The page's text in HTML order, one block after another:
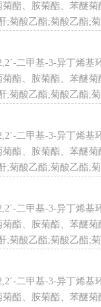
酯、胺菊酯、苯醚
;菊酸乙酯;菊酸乙酯;
酸乙酯;菊酸乙酯;菊
二甲基-3-异丁烯
酯、胺菊酯、苯醚
;菊酸乙酯;菊酸乙酯;
酸乙酯;菊酸乙酯;菊
二甲基-3-异丁烯
酯、胺菊酯、苯醚
;菊酸乙酯;菊酸乙酯;
酸乙酯;菊酸乙酯;菊
二甲基-3-异丁烯
酯、胺菊酯、苯醚
;菊酸乙酯;菊酸乙酯;
酸乙酯;菊酸乙酯;菊
二甲基-3-异丁烯
酯、胺菊酯、苯醚